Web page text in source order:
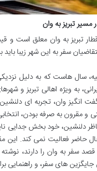
تبریز به وان
تبریز به وان معلق است و
سفر به این شهر زیبا
سال هاست که به دلیل
به ویژه اهالی تبریز و
انگیز وان، تجربه ای دلنشین
و مقرون به صرفه بودن،
دلنشین، خود بخش جدایی
حاضر فعالیت نمی کند. این
سفر به وان را دارند،
های سفر، و راهنمایی